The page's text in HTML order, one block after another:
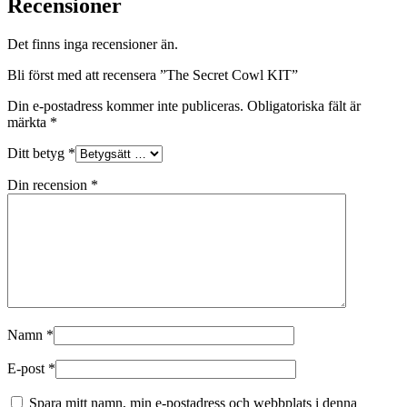
Recensioner
Det finns inga recensioner än.
Bli först med att recensera ”The Secret Cowl KIT”
Din e-postadress kommer inte publiceras. Obligatoriska fält är
märkta *
Ditt betyg *
Din recension *
Namn *
E-post *
Spara mitt namn, min e-postadress och webbplats i denna